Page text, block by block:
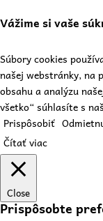
Vážime si vaše
Súbory cookies
našej webstránky, na
obsahu a analýzu
všetko“ súhlasíte s
Prispôsobiť
Čítať viac
Close
Prispôsobte